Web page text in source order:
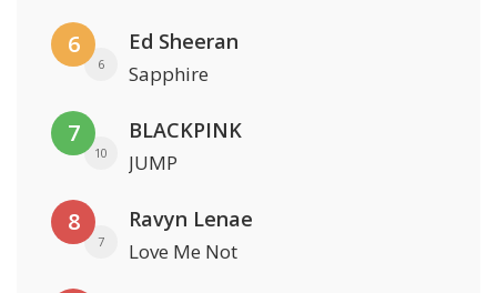
6
6
Ed Sheeran
Sapphire
7
10
BLACKPINK
JUMP
8
7
Ravyn Lenae
Love Me Not